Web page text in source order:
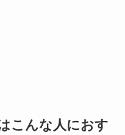
こんな人におす